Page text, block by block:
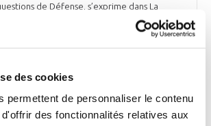
des cookies
permettent de personnaliser le contenu
des fonctionnalités relatives aux
de Défense, s’exprime dans La
texte intitulé « Osons un débat politique sur
il plaide en faveur d'une approche
des sujets de Défense et suggère de
« Même si l'inflation vient l'altérer, le
est plus fort que jamais en
soutenu et exceptionnel », alerte-t-il.